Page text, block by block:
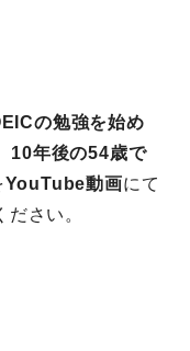
の勉強を始め
10年後の54歳で
YouTube動画にて
さい。